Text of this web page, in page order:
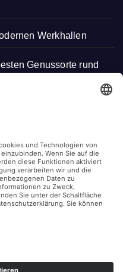
Werkhallen
Genussorte rund
Leben
zuverlässig